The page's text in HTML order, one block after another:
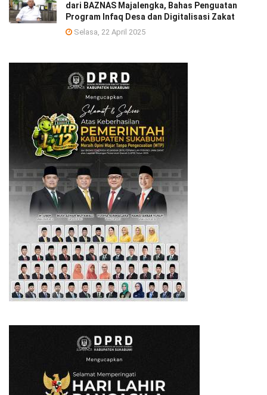
dari BAZNAS Majalengka, Bahas Penguatan
Program Infaq Desa dan Digitalisasi Zakat
Selasa, 22 April 2025